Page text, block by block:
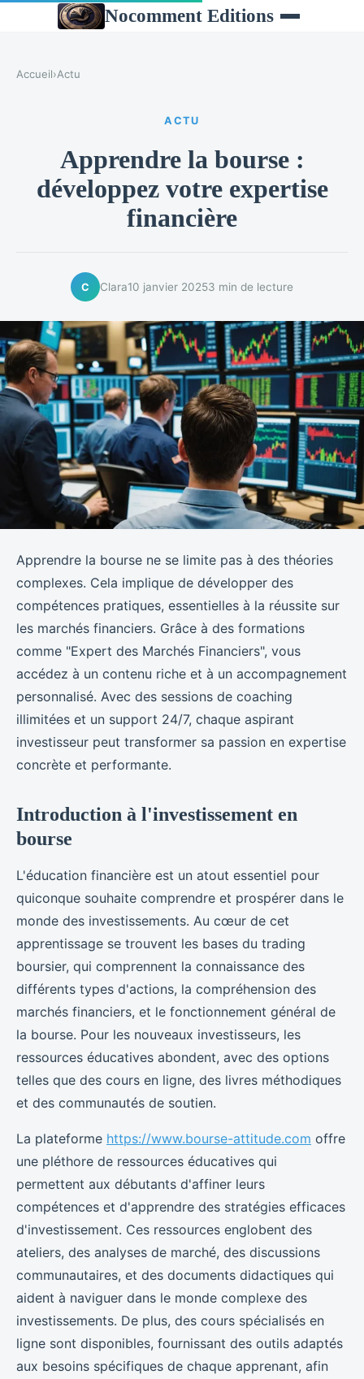
Nocomment Editions
Accueil›Actu
ACTU
Apprendre la bourse :
développez votre expertise
financière
C Clara10 janvier 20253 min de lecture
Apprendre la bourse ne se limite pas à des théories
complexes. Cela implique de développer des
compétences pratiques, essentielles à la réussite sur
les marchés financiers. Grâce à des formations
comme "Expert des Marchés Financiers", vous
accédez à un contenu riche et à un accompagnement
personnalisé. Avec des sessions de coaching
illimitées et un support 24/7, chaque aspirant
investisseur peut transformer sa passion en expertise
concrète et performante.
Introduction à l'investissement en
bourse
L'éducation financière est un atout essentiel pour
quiconque souhaite comprendre et prospérer dans le
monde des investissements. Au cœur de cet
apprentissage se trouvent les bases du trading
boursier, qui comprennent la connaissance des
différents types d'actions, la compréhension des
marchés financiers, et le fonctionnement général de
la bourse. Pour les nouveaux investisseurs, les
ressources éducatives abondent, avec des options
telles que des cours en ligne, des livres méthodiques
et des communautés de soutien.
La plateforme https://www.bourse-attitude.com offre
une pléthore de ressources éducatives qui
permettent aux débutants d'affiner leurs
compétences et d'apprendre des stratégies efficaces
d'investissement. Ces ressources englobent des
ateliers, des analyses de marché, des discussions
communautaires, et des documents didactiques qui
aident à naviguer dans le monde complexe des
investissements. De plus, des cours spécialisés en
ligne sont disponibles, fournissant des outils adaptés
aux besoins spécifiques de chaque apprenant, afin